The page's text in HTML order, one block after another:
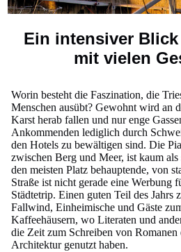
Ein intensiver
mit vielen
Worin besteht die Faszination, die
Menschen ausübt? Gewohnt wird an
Karst herab fallen und nur enge
Ankommenden lediglich durch
den Hotels zu bewältigen sind. Die
zwischen Berg und Meer, ist kaum
den meisten Platz behauptende, von
Straße ist nicht gerade eine Werbung
Städtetrip. Einen guten Teil des Jahrs
Fallwind, Einheimische und Gäste
Kaffeehäusern, wo Literaten und
die Zeit zum Schreiben von
Architektur genutzt haben.